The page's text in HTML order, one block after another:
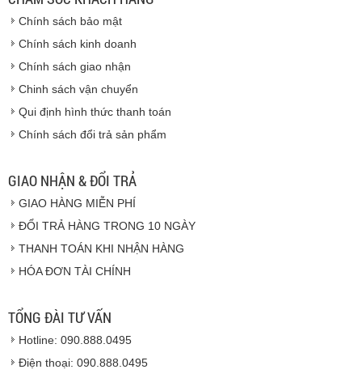
Vinhempich
CAM KẾT CHẤT LƯỢNG
Hàng hóa được giao cho quý khách là hàng mới
100% nguyên đai nguyên kiện.
Vinhempich
độ bảo hành sản phẩm đối với nhà sản xuất hoặc
nhà nhập khẩu nếu sản phẩm bị lỗi hoặc hỏng hóc
Chính sách bảo mật
Chính sách kinh doanh
Chính sách giao nhận
Chinh sách vận chuyển
Qui định hình thức thanh toán
Chính sách đổi trả sản phẩm
GIAO NHẬN & ĐỔI TRẢ
GIAO HÀNG MIỄN PHÍ
ĐỔI TRẢ HÀNG TRONG 10 NGÀY
THANH TOÁN KHI NHẬN HÀNG
HÓA ĐƠN TÀI CHÍNH
TỔNG ĐÀI TƯ VẤN
Hotline: 090.888.0495
Điện thoại: 090.888.0495